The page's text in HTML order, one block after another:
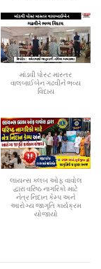
માંડવી પોસ્ટ માસ્તર
વાલબાઈબેન ગઢવીને ભવ્ય
વિદાય
લાયન્સ ક્લબ ઓફ વાવોલ
દ્વારા વરિષ્ઠ નાગરિકો માટે
નેત્ર નિદાન કેમ્પ અને
આરોગ્ય જાગૃતિ કાર્યક્રમ
યોજાયો